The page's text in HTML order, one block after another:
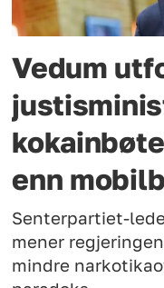
Vedum
enn
Senterpartiet-
mener
mindre